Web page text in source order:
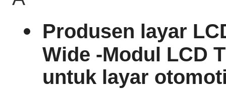
Produsen layar
Wide -Modul LCD
untuk layar